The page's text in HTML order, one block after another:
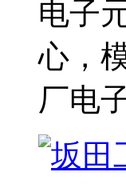
电子
心，
厂电